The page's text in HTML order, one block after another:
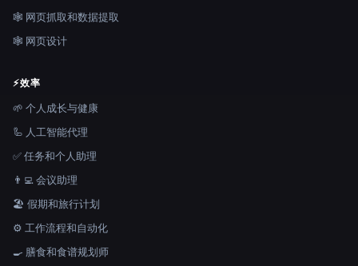
🕸️ 网页抓取和数据提取
🕸 网页设计
⚡效率
🌱 个人成长与健康
🦾 人工智能代理
✅ 任务和个人助理
👨‍💻 会议助理
🏖 假期和旅行计划
⚙️ 工作流程和自动化
🍳 膳食和食谱规划师